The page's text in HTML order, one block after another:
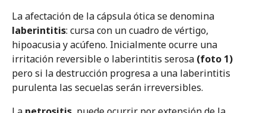
La afectación de la cápsula ótica se denomina
laberintitis: cursa con un cuadro de vértigo,
hipoacusia y acúfeno. Inicialmente ocurre una
irritación reversible o laberintitis serosa (foto 1)
pero si la destrucción progresa a una laberintitis
purulenta las secuelas serán irreversibles.